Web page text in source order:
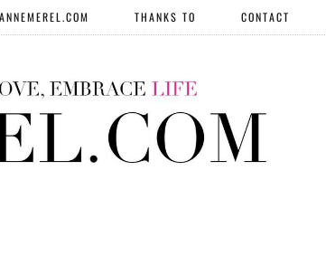
THANKS TO CONTACT